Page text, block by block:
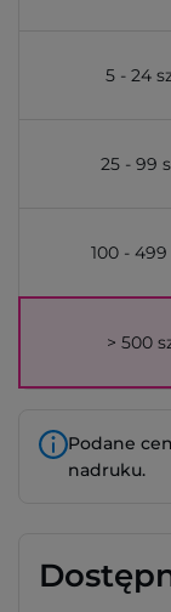
5 - 24
25 - 99
100 - 499
> 500
Podane
nadruku.